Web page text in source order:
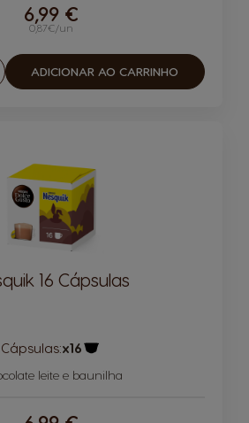
0,87€/un
6,99 €
ADICIONAR AO CARRINHO
16 Cápsulas
Cápsulas:x16
leite e baunilha